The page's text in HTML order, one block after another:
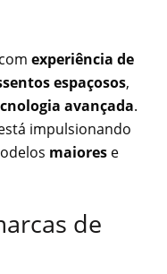
experiência de
espaçosos,
avançada.
impulsionando
maiores e
de